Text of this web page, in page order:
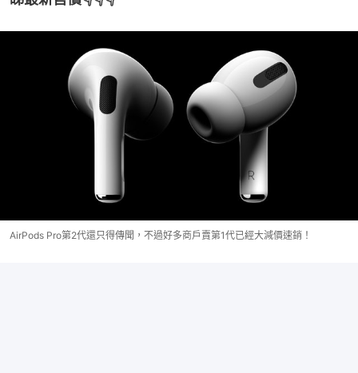
AirPods Pro第2代還只得傳聞，不過好多商戶賣第1代已經大減價速銷！